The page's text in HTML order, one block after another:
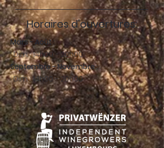
Horaires d'ouvertures:
Mars - Août :
Dim. : 14h00 - 20h00
Septembre - Novembre :
Dim. : 14h00 - 20h00